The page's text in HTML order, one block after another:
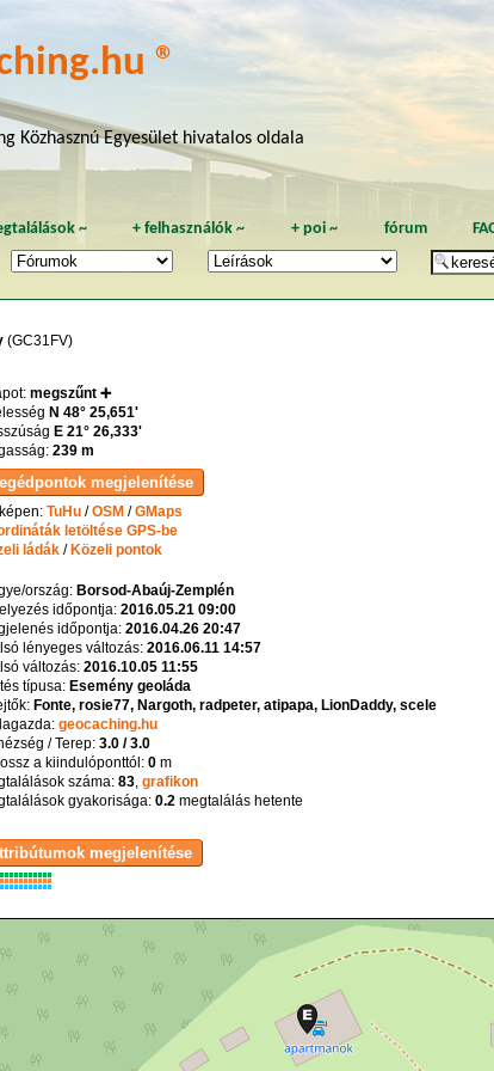
®
Közhasznú Egyesület hivatalos oldala
~ +felhasználók ~ + poi~ fórum
(GC31FV)
megszűnt ➕
N 48° 25,651'
E 21° 26,333'
239 m
TuHu/OSM /GMaps
letöltése GPS-be
ládák/ Közeli pontok
ország: Borsod-Abaúj-Zemplén
időpontja: 2016.05.21 09:00
időpontja: 2016.04.26 20:47
lényeges változás: 2016.06.11 14:57
változás: 2016.10.05 11:55
típusa: Esemény geoláda
Fonte, rosie77, Nargoth, radpeter, atipapa, LionDaddy, scele
geocaching.hu
/ Terep: 3.0 / 3.0
a kiindulóponttól: 0m
száma: 83, grafikon
gyakorisága: 0.2megtalálás hetente